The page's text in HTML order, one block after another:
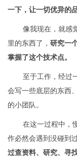
一下，让一切优异的
像我现在，就感
里的东西了， 研究一
掌握了这个技术点。
至于工作，经过
会写一些底层的东西
的小团队。
在这一过程中，
作必然会遇到没碰到
过查资料、研究、寻